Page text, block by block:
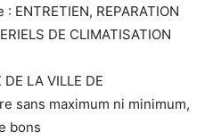
ENTRETIEN, REPARATION
DE CLIMATISATION
LA VILLE DE
sans maximum ni minimum,
bons